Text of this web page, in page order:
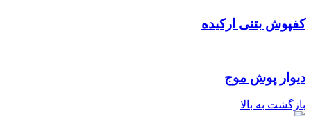
کفپوش بتنی ارکیده
دیوار پوش موج
بازگشت به بالا